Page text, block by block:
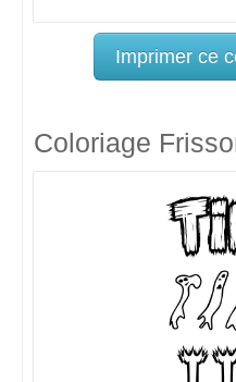
Imprimer ce
Coloriage